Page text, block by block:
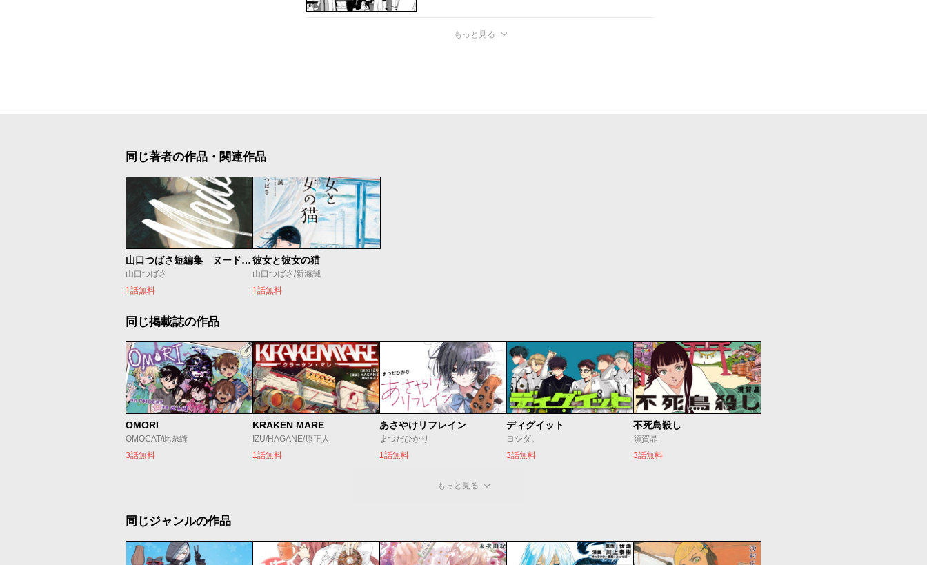
もっと見る
同じ著者の作品・関連作品
山口つばさ短編集 ヌードモデル
山口つばさ
1話無料
彼女と彼女の猫
山口つばさ/新海誠
1話無料
同じ掲載誌の作品
OMORI
OMOCAT/此糸縫
3話無料
KRAKEN MARE
IZU/HAGANE/原正人
1話無料
あさやけリフレイン
まつだひかり
1話無料
ディグイット
ヨシダ。
3話無料
不死鳥殺し
須賀晶
3話無料
もっと見る
同じジャンルの作品